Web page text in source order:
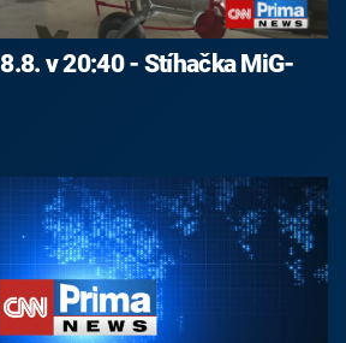
v 20:40 - Stíhačka MiG-